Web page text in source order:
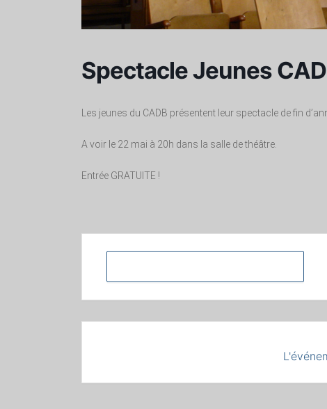
Spectacle Jeunes
Les jeunes du CADB présentent leur spectacle de fin
A voir le 22 mai à 20h dans la salle de théâtre.
Entrée GRATUITE !